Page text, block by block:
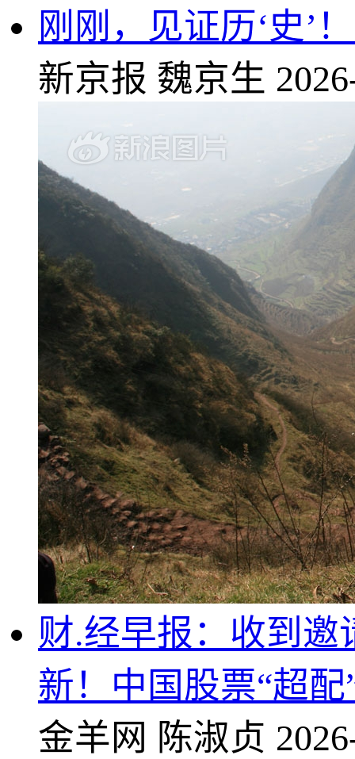
刚刚，见证历‘史’
新京报 魏京生
财.经早报：收到
新！中国股票“超配
金羊网 陈淑贞